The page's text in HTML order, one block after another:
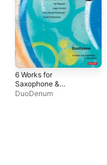
6 Works for
Saxophone &
Percussion
DuoDenum